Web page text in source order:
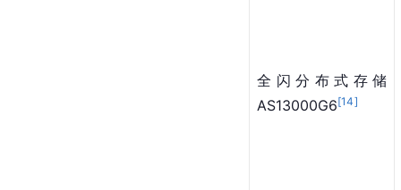
全闪分布式存储
AS13000G6[14]